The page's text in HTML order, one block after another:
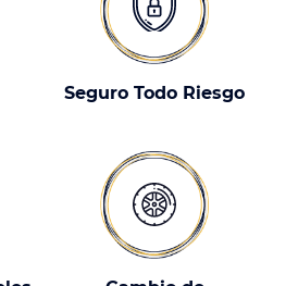
Seguro Todo Riesgo